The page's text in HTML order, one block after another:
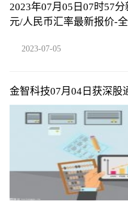
2023年07月05日07时57
元/人民币汇率最新报价-
2023-07-05
金智科技07月04日获深股